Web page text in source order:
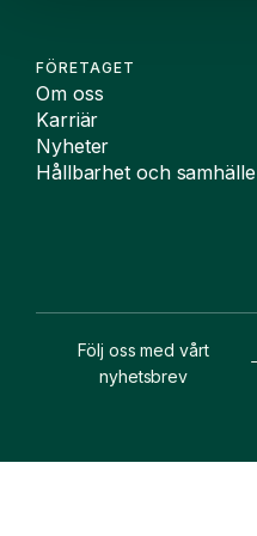
FÖRETAGET
Om oss
Karriär
Nyheter
Hållbarhet och samhälle
Följ oss med vårt
nyhetsbrev